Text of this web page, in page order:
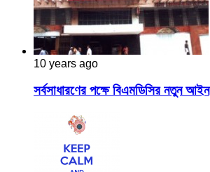
10 years ago
সর্বসাধারণের পক্ষে বিএমডিসির নতুন আইন